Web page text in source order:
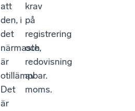
att
den, i
det
närmaste,
är
otillämpbar.
Det
är
krav
på
registrering
och
redovisning
av
moms.